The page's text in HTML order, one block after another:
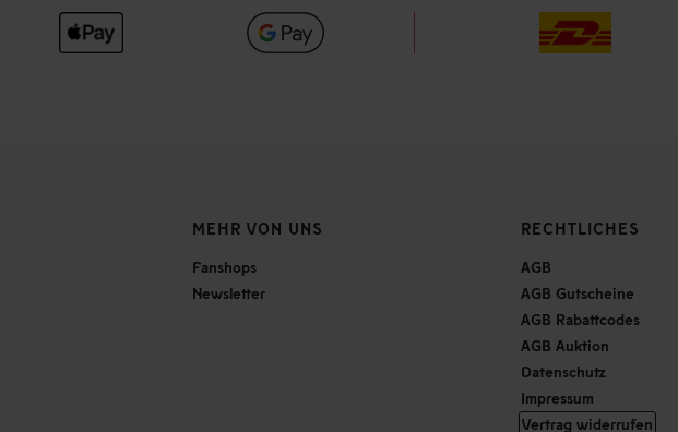
MEHR VON UNS
Fanshops
Newsletter
RECHTLICHES
AGB
AGB Gutscheine
AGB Rabattcodes
AGB Auktion
Datenschutz
Impressum
Vertrag widerrufen